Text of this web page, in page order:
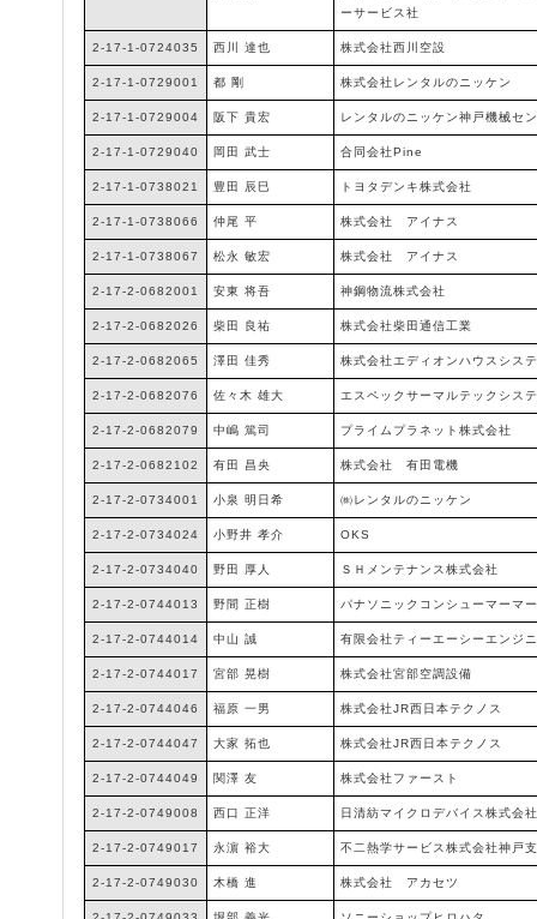
ーサービス社
2-17-1-0724035 西川 達也 株式会社西川空設
2-17-1-0729001 都 剛 株式会社レンタルのニッケン
2-17-1-0729004 阪下 貴宏 レンタルのニッケン神戸機械セ
2-17-1-0729040 岡田 武士 合同会社Pine
2-17-1-0738021 豊田 辰巳 トヨタデンキ株式会社
2-17-1-0738066 仲尾 平 株式会社 アイナス
2-17-1-0738067 松永 敏宏 株式会社 アイナス
2-17-2-0682001 安東 将吾 神鋼物流株式会社
2-17-2-0682026 柴田 良祐 株式会社柴田通信工業
2-17-2-0682065 澤田 佳秀 株式会社エディオンハウスシス
2-17-2-0682076 佐々木 雄大 エスペックサーマルテックシス
2-17-2-0682079 中嶋 篤司 プライムプラネット株式会社
2-17-2-0682102 有田 昌央 株式会社 有田電機
2-17-2-0734001 小泉 明日希 ㈱レンタルのニッケン
2-17-2-0734024 小野井 孝介 OKS
2-17-2-0734040 野田 厚人 ＳＨメンテナンス株式会社
2-17-2-0744013 野間 正樹 パナソニックコンシューマーマ
2-17-2-0744014 中山 誠 有限会社ティーエーシーエンジ
2-17-2-0744017 宮部 晃樹 株式会社宮部空調設備
2-17-2-0744046 福原 一男 株式会社JR西日本テクノス
2-17-2-0744047 大家 拓也 株式会社JR西日本テクノス
2-17-2-0744049 関澤 友 株式会社ファースト
2-17-2-0749008 西口 正洋 日清紡マイクロデバイス株式会社
2-17-2-0749017 永濵 裕大 不二熱学サービス株式会社神戸
2-17-2-0749030 木橋 進 株式会社 アカセツ